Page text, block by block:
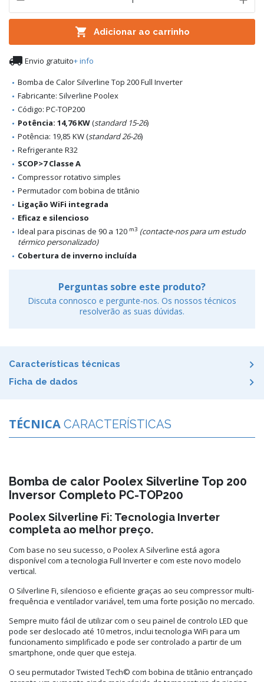
 Adicionar ao carrinho
 Envio gratuito+ info
Bomba de Calor Silverline Top 200 Full Inverter
Fabricante: Silverline Poolex
Código: PC-TOP200
Potência: 14,76 KW(standard 15-26)
Potência: 19,85 KW (standard 26-26)
Refrigerante R32
SCOP>7 Classe A
Compressor rotativo simples
Permutador com bobina de titânio
Ligação WiFi integrada
Eficaz e silencioso
Ideal para piscinas de 90 a 120 m3 (contacte-nos para um estudo
térmico personalizado)
Cobertura de inverno incluída
Perguntas sobre este produto?
Discuta connosco e pergunte-nos. Os nossos técnicos
resolverão as suas dúvidas.
Características técnicas
Ficha de dados
TÉCNICA CARACTERÍSTICAS
Bomba de calor Poolex Silverline Top 200
Inversor Completo PC-TOP200
Poolex Silverline Fi: Tecnologia Inverter
completa ao melhor preço.
Com base no seu sucesso, o Poolex A Silverline está agora
disponível com a tecnologia Full Inverter e com este novo modelo
vertical.
O Silverline Fi, silencioso e eficiente graças ao seu compressor multi-
frequência e ventilador variável, tem uma forte posição no mercado.
Sempre muito fácil de utilizar com o seu painel de controlo LED que
pode ser deslocado até 10 metros, inclui tecnologia WiFi para um
funcionamento simplificado e pode ser controlado a partir de um
smartphone, onde quer que esteja.
O seu permutador Twisted Tech© com bobina de titânio entrançado